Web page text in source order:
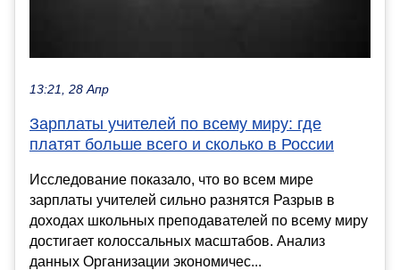
13:21, 28 Апр
Зарплаты учителей по всему миру: где
платят больше всего и сколько в России
Исследование показало, что во всем мире
зарплаты учителей сильно разнятся Разрыв в
доходах школьных преподавателей по всему миру
достигает колоссальных масштабов. Анализ
данных Организации экономичес...